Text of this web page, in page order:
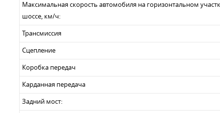
Максимальная скорость автомобиля на горизонтальном
шоссе, км/ч:
Трансмиссия
Сцепление
Коробка передач
Карданная передача
Задний мост: